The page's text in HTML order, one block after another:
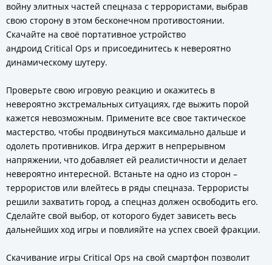
войну элитных частей спецназа с террористами, выбрав
свою сторону в этом бесконечном противостоянии.
Скачайте на своё портативное устройство
андроид Critical Ops и присоединитесь к невероятно
динамическому шутеру.
Проверьте свою игровую реакцию и окажитесь в
невероятно экстремальных ситуациях, где выжить порой
кажется невозможным. Примените все свое тактическое
мастерство, чтобы продвинуться максимально дальше и
одолеть противников. Игра держит в непрерывном
напряжении, что добавляет ей реалистичности и делает
невероятно интересной. Встаньте на одно из сторон –
террористов или влейтесь в ряды спецназа. Террористы
решили захватить город, а спецназ должен освободить его.
Сделайте свой выбор, от которого будет зависеть весь
дальнейших ход игры и повлияйте на успех своей фракции.
Скачивание игры Critical Ops на свой смартфон позволит